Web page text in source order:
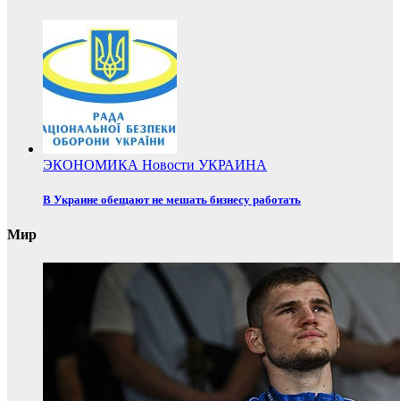
ЭКОНОМИКА Новости УКРАИНА
В Украине обещают не мешать бизнесу работать
Мир